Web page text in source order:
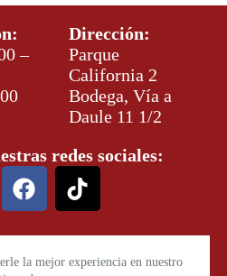
la mejor experiencia en nuestro
–
Dirección:
Parque
California 2
Bodega, Vía a
Daule 11 1/2
redes sociales: